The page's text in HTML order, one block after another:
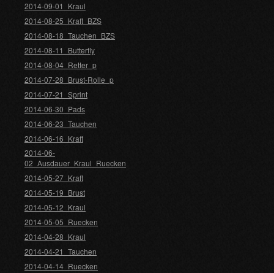
2014-09-01_Kraul
2014-08-25_Kraft_BZS
2014-08-18_Tauchen_BZS
2014-08-11_Butterfly
2014-08-04_Retter_p
2014-07-28_Brust-Rolle_p
2014-07-21_Sprint
2014-06-30_Pads
2014-06-23_Tauchen
2014-06-16_Kraft
2014-06-
02_Ausdauer_Kraul_Ruecken
2014-05-27_Kraft
2014-05-19_Brust
2014-05-12_Kraul
2014-05-05_Ruecken
2014-04-28_Kraul
2014-04-21_Tauchen
2014-04-14_Ruecken